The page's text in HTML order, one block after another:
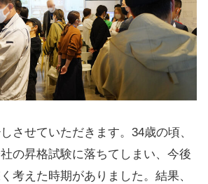
させていただきます。34歳の頃、
の昇格試験に落ちてしまい、今後
考えた時期がありました。結果、